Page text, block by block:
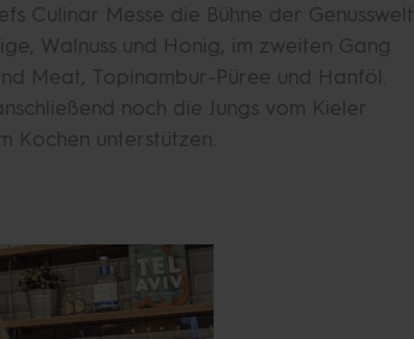
Culinar Messe die Bühne der Genusswelt
Walnuss und Honig, im zweiten Gang
Meat, Topinambur-Püree und Hanföl.
noch die Jungs vom Kieler
Kochen unterstützen.